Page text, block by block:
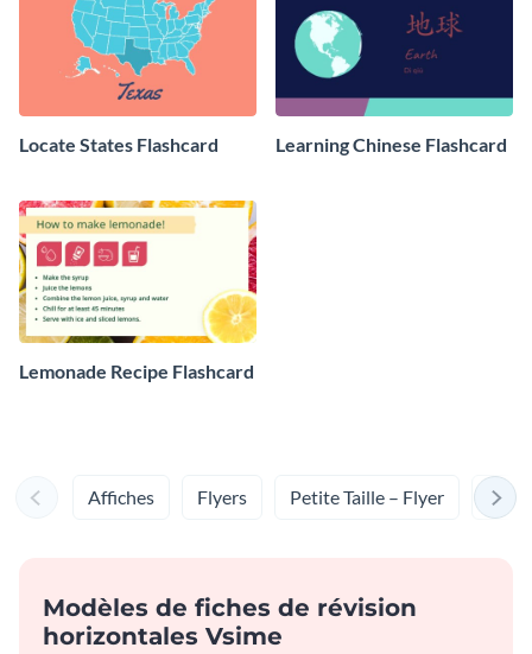
Locate States Flashcard Learning Chinese Flashcard
Lemonade Recipe Flashcard
Affiches Flyers Petite Taille – Flyer
Modèles de fiches de révision
horizontales Vsime